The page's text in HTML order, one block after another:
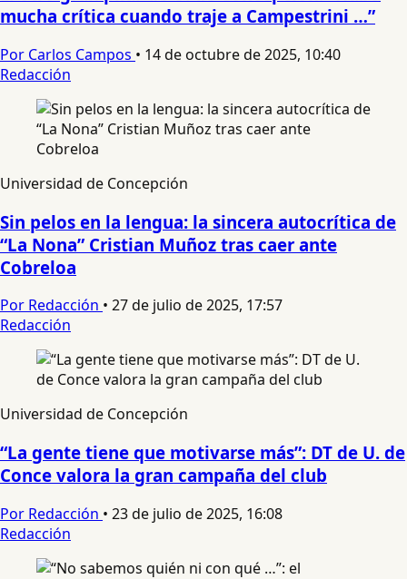
mucha crítica cuando traje a Campestrini …”
Por Carlos Campos • 14 de octubre de 2025, 10:40
Redacción
Universidad de Concepción
Sin pelos en la lengua: la sincera autocrítica de
“La Nona” Cristian Muñoz tras caer ante
Cobreloa
Por Redacción • 27 de julio de 2025, 17:57
Redacción
Universidad de Concepción
“La gente tiene que motivarse más”: DT de U. de
Conce valora la gran campaña del club
Por Redacción • 23 de julio de 2025, 16:08
Redacción